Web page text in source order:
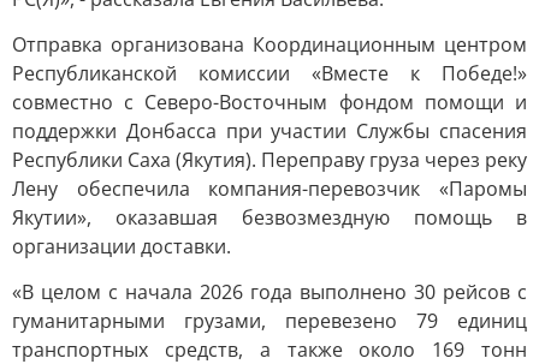
Отправка организована Координационным центром
Республиканской комиссии «Вместе к Победе!»
совместно с Северо-Восточным фондом помощи и
поддержки Донбасса при участии Службы спасения
Республики Саха (Якутия). Переправу груза через реку
Лену обеспечила компания-перевозчик «Паромы
Якутии», оказавшая безвозмездную помощь в
организации доставки.
«В целом с начала 2026 года выполнено 30 рейсов с
гуманитарными грузами, перевезено 79 единиц
транспортных средств, а также около 169 тонн